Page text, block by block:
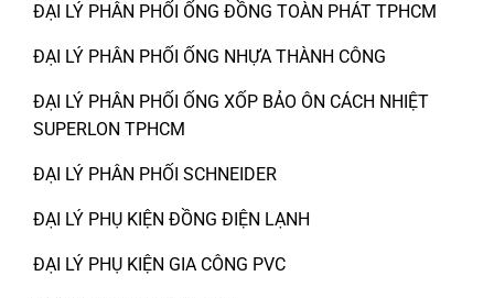
ĐẠI LÝ PHÂN PHỐI ỐNG ĐỒNG TOÀN PHÁT TPHCM
ĐẠI LÝ PHÂN PHỐI ỐNG NHỰA THÀNH CÔNG
ĐẠI LÝ PHÂN PHỐI ỐNG XỐP BẢO ÔN CÁCH NHIỆT
SUPERLON TPHCM
ĐẠI LÝ PHÂN PHỐI SCHNEIDER
ĐẠI LÝ PHỤ KIỆN ĐỒNG ĐIỆN LẠNH
ĐẠI LÝ PHỤ KIỆN GIA CÔNG PVC